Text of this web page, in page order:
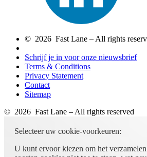
© 2026 Fast Lane – All rights
Schrijf je in voor onze nieuwsbrief
Terms & Conditions
Privacy Statement
Contact
Sitemap
© 2026 Fast Lane – All rights reserved
Selecteer uw cookie-voorkeuren:
U kunt ervoor kiezen om het